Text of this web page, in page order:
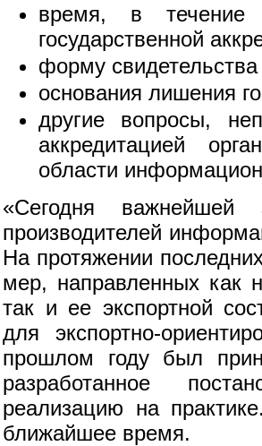
время, в течение
государственной
форму свидетельства
основания лишения
другие вопросы,
аккредитацией
области
«Сегодня важнейшей
производителей
На протяжении
мер, направленных как
так и ее экспортной
для экспортно-
прошлом году был
разработанное
реализацию на
ближайшее время.